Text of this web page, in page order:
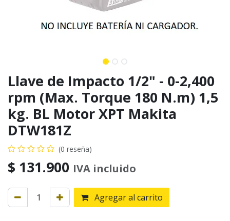
Llave de Impacto 1/2" - 0-2,400
rpm (Max. Torque 180 N.m) 1,5
kg. BL Motor XPT Makita
DTW181Z
(0 reseña)
$ 131.900 IVA incluido
Agregar al carrito